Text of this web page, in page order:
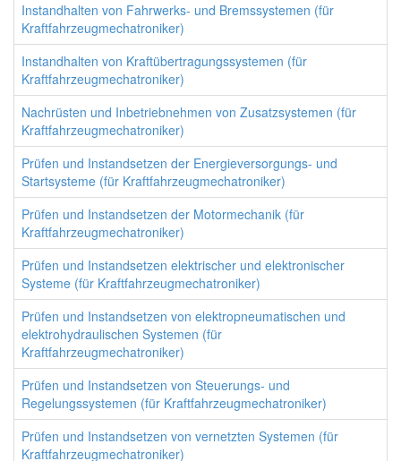
Instandhalten von Fahrwerks- und Bremssystemen (für
Kraftfahrzeugmechatroniker)
Instandhalten von Kraftübertragungssystemen (für
Kraftfahrzeugmechatroniker)
Nachrüsten und Inbetriebnehmen von Zusatzsystemen (für
Kraftfahrzeugmechatroniker)
Prüfen und Instandsetzen der Energieversorgungs- und
Startsysteme (für Kraftfahrzeugmechatroniker)
Prüfen und Instandsetzen der Motormechanik (für
Kraftfahrzeugmechatroniker)
Prüfen und Instandsetzen elektrischer und elektronischer
Systeme (für Kraftfahrzeugmechatroniker)
Prüfen und Instandsetzen von elektropneumatischen und
elektrohydraulischen Systemen (für
Kraftfahrzeugmechatroniker)
Prüfen und Instandsetzen von Steuerungs- und
Regelungssystemen (für Kraftfahrzeugmechatroniker)
Prüfen und Instandsetzen von vernetzten Systemen (für
Kraftfahrzeugmechatroniker)